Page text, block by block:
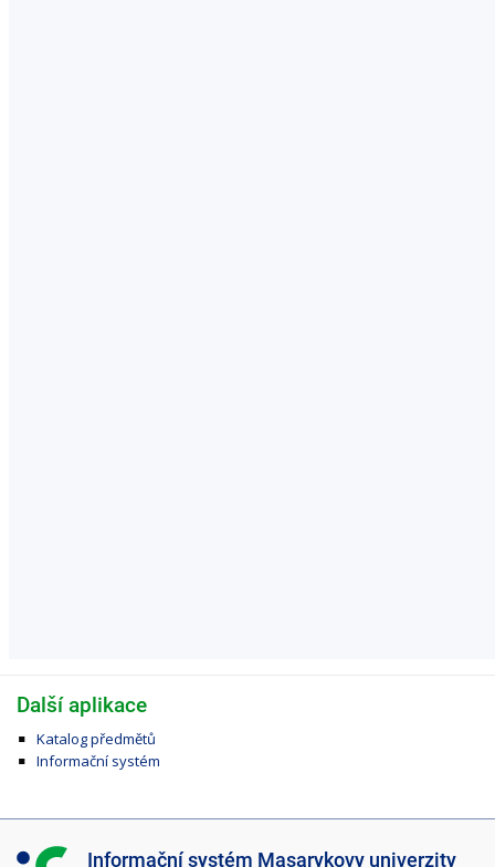
Další aplikace
Katalog předmětů
Informační systém
I Informační systém Masarykovy univerzity